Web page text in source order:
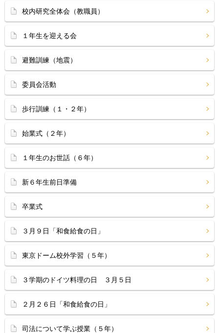
校内研究全体会（教職員）
１年生を迎える会
避難訓練（地震）
委員会活動
歩行訓練（１・２年）
始業式（２年）
１年生のお世話（６年）
新６年生前日準備
卒業式
３月９日「和食給食の日」
東京ドーム校外学習（５年）
３学期のドイツ料理の日 ３月５日
２月２６日「和食給食の日」
司法について学ぶ授業（５年）